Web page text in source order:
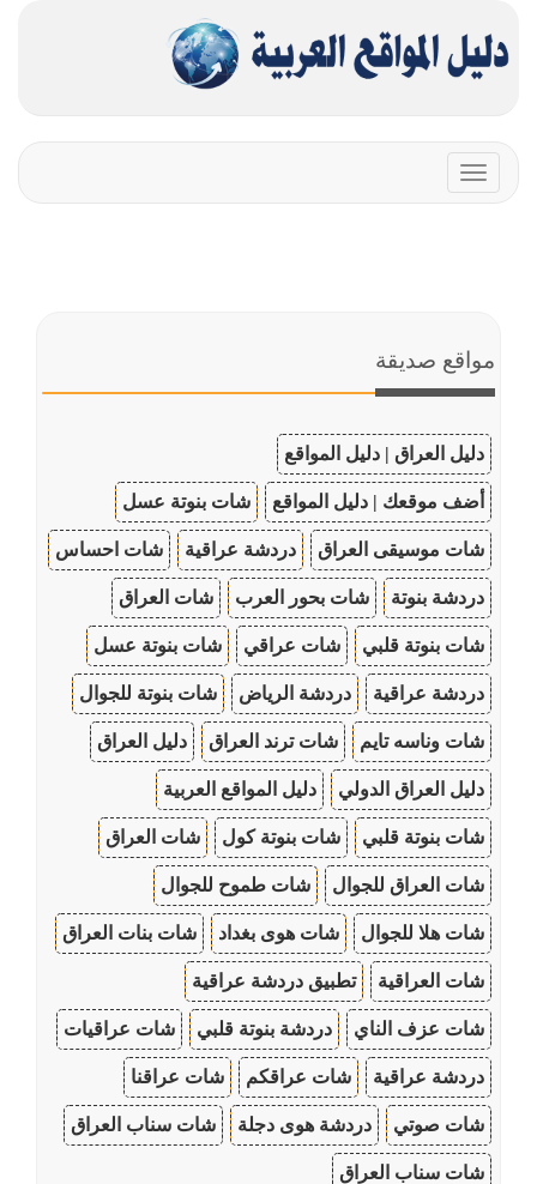
Toggle
navigation
مواقع صديقة
دليل العراق | دليل المواقع
أضف موقعك | دليل المواقع شات بنوتة عسل
شات موسيقى العراق دردشة عراقية شات احساس
دردشة بنوتة شات بحور العرب شات العراق
شات بنوتة قلبي شات عراقي شات بنوتة عسل
دردشة عراقية دردشة الرياض شات بنوتة للجوال
شات وناسه تايم شات ترند العراق دليل العراق
دليل العراق الدولي دليل المواقع العربية
شات بنوتة قلبي شات بنوتة كول شات العراق
شات العراق للجوال شات طموح للجوال
شات هلا للجوال شات هوى بغداد شات بنات العراق
شات العراقية تطبيق دردشة عراقية
شات عزف الناي دردشة بنوتة قلبي شات عراقيات
دردشة عراقية شات عراقكم شات عراقنا
شات صوتي دردشة هوى دجلة شات سناب العراق
شات سناب العراق